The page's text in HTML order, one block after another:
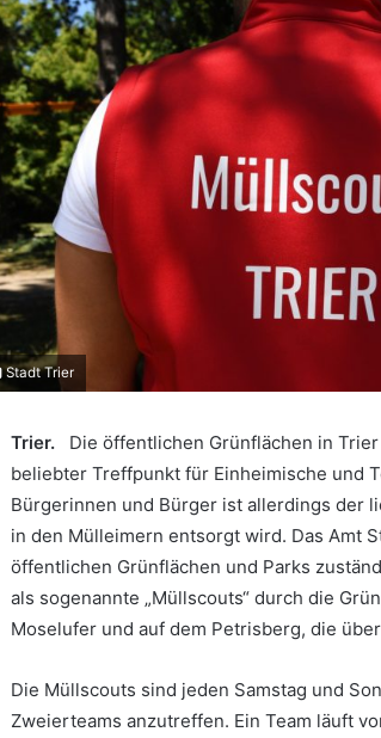
Stadt Trier
Trier. Die öffentlichen Grünflächen in
beliebter Treffpunkt für Einheimische und
Bürgerinnen und Bürger ist allerdings der
in den Mülleimern entsorgt wird. Das Amt
öffentlichen Grünflächen und Parks
als sogenannte „Müllscouts“ durch die
Moselufer und auf dem Petrisberg, die
Die Müllscouts sind jeden Samstag und
Zweierteams anzutreffen. Ein Team läuft